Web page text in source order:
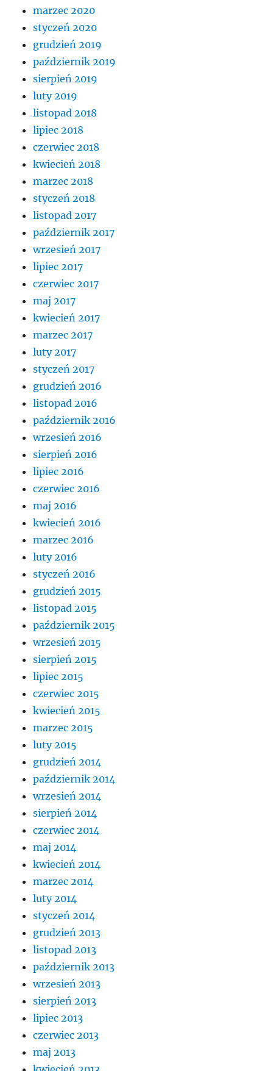
marzec 2020
styczeń 2020
grudzień 2019
październik 2019
sierpień 2019
luty 2019
listopad 2018
lipiec 2018
czerwiec 2018
kwiecień 2018
marzec 2018
styczeń 2018
listopad 2017
październik 2017
wrzesień 2017
lipiec 2017
czerwiec 2017
maj 2017
kwiecień 2017
marzec 2017
luty 2017
styczeń 2017
grudzień 2016
listopad 2016
październik 2016
wrzesień 2016
sierpień 2016
lipiec 2016
czerwiec 2016
maj 2016
kwiecień 2016
marzec 2016
luty 2016
styczeń 2016
grudzień 2015
listopad 2015
październik 2015
wrzesień 2015
sierpień 2015
lipiec 2015
czerwiec 2015
kwiecień 2015
marzec 2015
luty 2015
grudzień 2014
październik 2014
wrzesień 2014
sierpień 2014
czerwiec 2014
maj 2014
kwiecień 2014
marzec 2014
luty 2014
styczeń 2014
grudzień 2013
listopad 2013
październik 2013
wrzesień 2013
sierpień 2013
lipiec 2013
czerwiec 2013
maj 2013